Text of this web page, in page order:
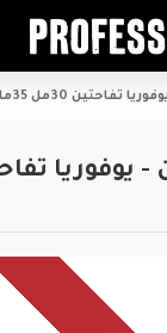
30مل 35ملجم